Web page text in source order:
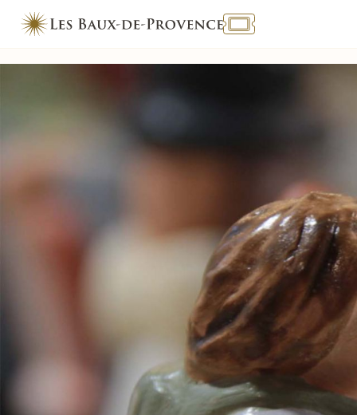
TOURISME & HANDICAP